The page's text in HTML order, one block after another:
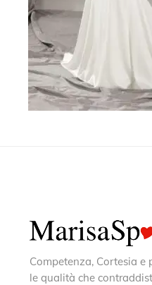
Competenza, Cortesia e
le qualità che